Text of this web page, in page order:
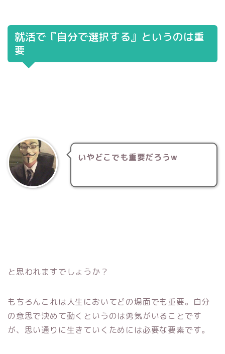
就活で『自分で選択する』というのは重
要
いやどこでも重要だろうw
と思われますでしょうか？
もちろんこれは人生においてどの場面でも重要。自分
の意思で決めて動くというのは勇気がいることです
が、思い通りに生きていくためには必要な要素です。